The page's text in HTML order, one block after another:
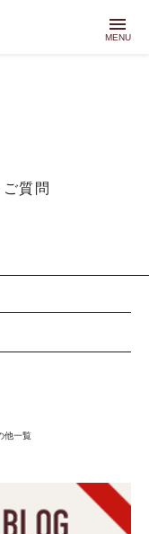
menu
MENU
質問
他一覧